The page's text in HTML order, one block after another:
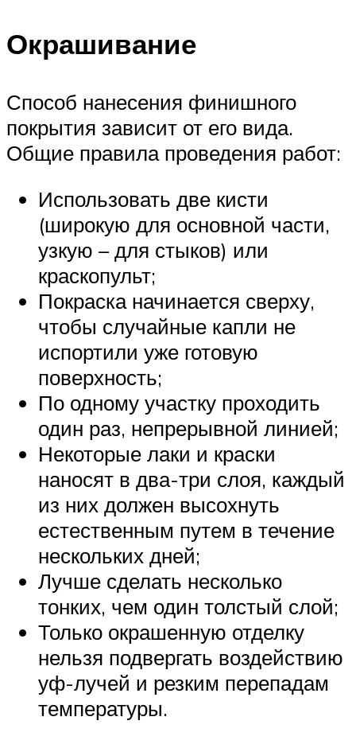
Окрашивание
Способ нанесения финишного
покрытия зависит от его вида.
Общие правила проведения работ:
Использовать две кисти
(широкую для основной части,
узкую – для стыков) или
краскопульт;
Покраска начинается сверху,
чтобы случайные капли не
испортили уже готовую
поверхность;
По одному участку проходить
один раз, непрерывной линией;
Некоторые лаки и краски
наносят в два-три слоя, каждый
из них должен высохнуть
естественным путем в течение
нескольких дней;
Лучше сделать несколько
тонких, чем один толстый слой;
Только окрашенную отделку
нельзя подвергать воздействию
уф-лучей и резким перепадам
температуры.